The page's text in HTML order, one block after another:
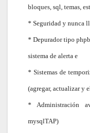
bloques, sql, temas,
* Seguridad y nunca
* Depurador tipo
sistema de alerta e
* Sistemas de
(agregar, actualizar y
* Administración
mysqlTAP)